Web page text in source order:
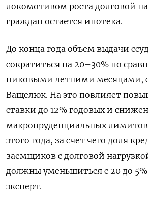
локомотивом роста долговой
граждан остается ипотека.
До конца года объем выдачи
сократиться на 20–30% по
пиковыми летними месяцами,
Ващелюк. На это повлияет
ставки до 12% годовых и
макропруденциальных
этого года, за счет чего доля
заемщиков с долговой
должны уменьшиться с 20 до
эксперт.